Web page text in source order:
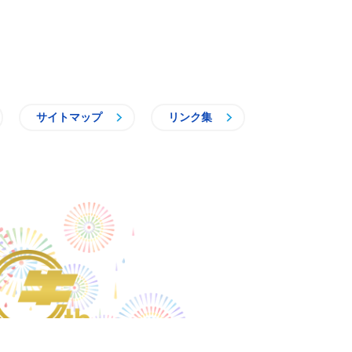
サイトマップ リンク集